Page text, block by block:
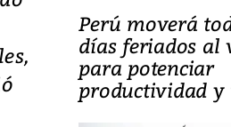
Perú moverá
días feriados al
para potenciar
productividad